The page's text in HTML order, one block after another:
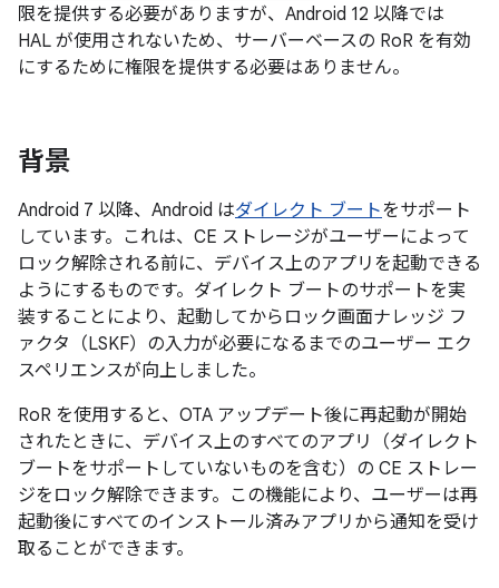
限を提供する必要がありますが、Android 12 以降では
HAL が使用されないため、サーバーベースの RoR を有効
にするために権限を提供する必要はありません。
背景
Android 7 以降、Android はダイレクト ブートをサポート
しています。これは、CE ストレージがユーザーによって
ロック解除される前に、デバイス上のアプリを起動できる
ようにするものです。ダイレクト ブートのサポートを実
装することにより、起動してからロック画面ナレッジ フ
ァクタ（LSKF）の入力が必要になるまでのユーザー エク
スペリエンスが向上しました。
RoR を使用すると、OTA アップデート後に再起動が開始
されたときに、デバイス上のすべてのアプリ（ダイレクト
ブートをサポートしていないものを含む）の CE ストレー
ジをロック解除できます。この機能により、ユーザーは再
起動後にすべてのインストール済みアプリから通知を受け
取ることができます。